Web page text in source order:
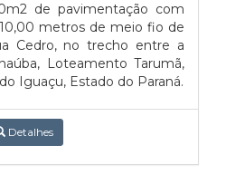
de pavimentação com
metros de meio fio de
Cedro, no trecho entre a
Loteamento Tarumã,
Iguaçu, Estado do Paraná.
Detalhes